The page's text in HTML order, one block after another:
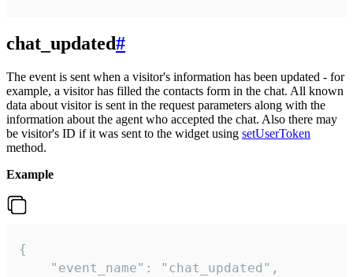
chat_updated#
The event is sent when a visitor's information has been updated - for
example, a visitor has filled the contacts form in the chat. All known
data about visitor is sent in the request parameters along with the
information about the agent who accepted the chat. Also there may
be visitor's ID if it was sent to the widget using setUserToken
method.
Example
{
    "event_name": "chat_updated",